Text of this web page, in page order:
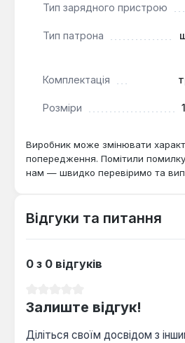
Акумуляторна дриль-
професійного використання в
монтажних роботах та
Вона підходить для
(до 76 мм) та металі (до 13
точного закручування
Тип зарядного пристрою
Тип патрона
Комплектація
Розміри
Виробник може змінювати
попередження. Помітили
нам — швидко перевіримо та
Відгуки та питання
0 з 0 відгуків
Залиште відгук!
Діліться своїм досвідом з